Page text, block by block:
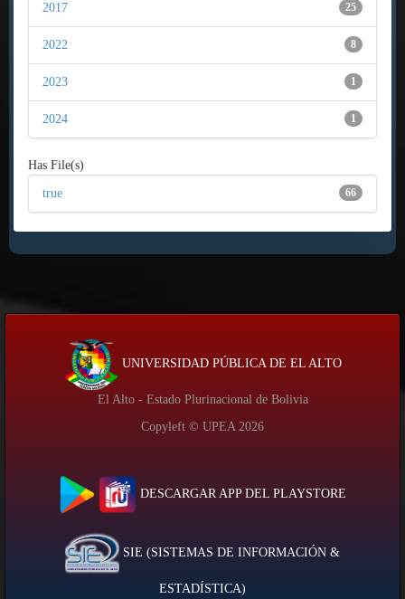
25
2017
8
2022
1
2023
1
2024
Has File(s)
66
true
UNIVERSIDAD PÚBLICA DE EL ALTO
El Alto - Estado Plurinacional de Bolivia
Copyleft © UPEA 2026
DESCARGAR APP DEL PLAYSTORE
SIE (SISTEMAS DE INFORMACIÓN &
ESTADÍSTICA)